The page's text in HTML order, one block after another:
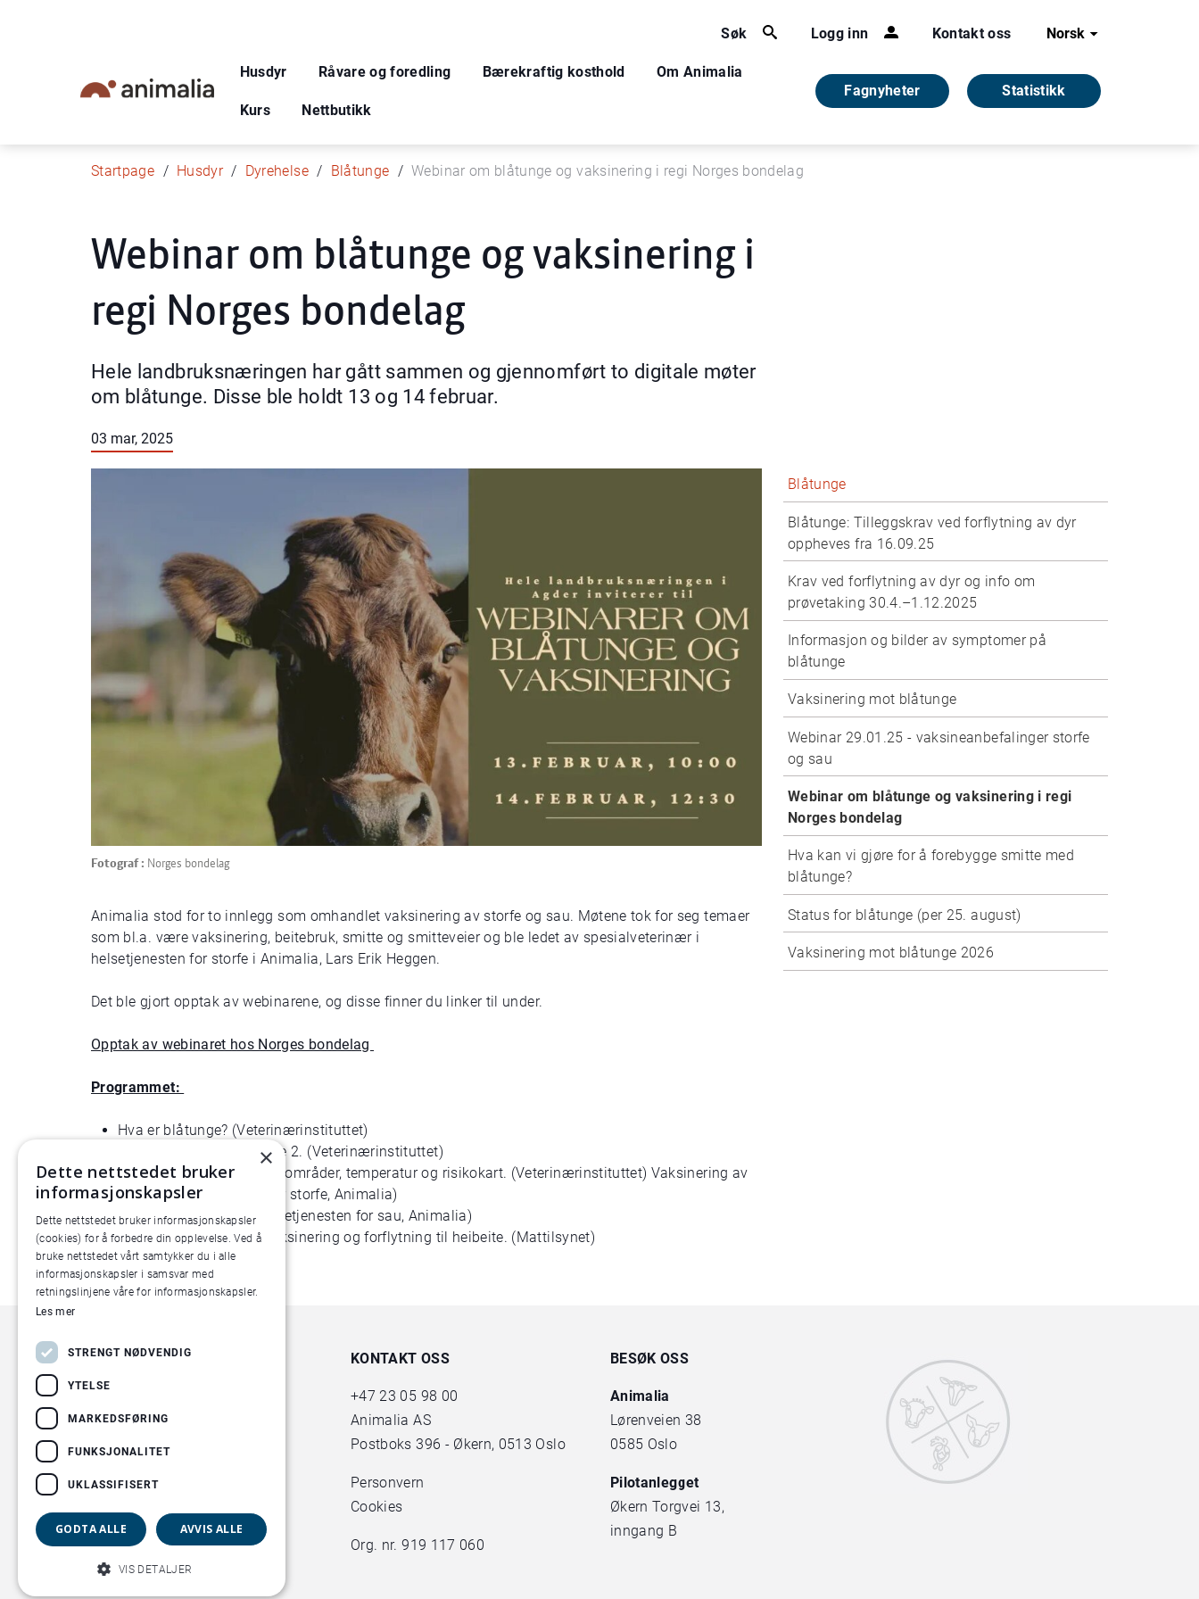
Søk Logg inn Kontakt oss Norsk
Husdyr Råvare og foredling Bærekraftig kosthold Om Animalia
Kurs Nettbutikk
Fagnyheter Statistikk
Startpage Husdyr Dyrehelse Blåtunge Webinar om blåtunge og vaksinering i regi Norges bondelag
Webinar om blåtunge og vaksinering i
regi Norges bondelag
Hele landbruksnæringen har gått sammen og gjennomført to digitale møter
om blåtunge. Disse ble holdt 13 og 14 februar.
03 mar, 2025
Fotograf : Norges bondelag
Animalia stod for to innlegg som omhandlet vaksinering av storfe og sau. Møtene tok for seg temaer
som bl.a. være vaksinering, beitebruk, smitte og smitteveier og ble ledet av spesialveterinær i
helsetjenesten for storfe i Animalia, Lars Erik Heggen.
Det ble gjort opptak av webinarene, og disse finner du linker til under.
Opptak av webinaret hos Norges bondelag
Programmet:
Hva er blåtunge? (Veterinærinstituttet)
Tankmelkresultater, runde 2. (Veterinærinstituttet)
Risiko i ulike geografiske områder, temperatur og risikokart. (Veterinærinstituttet) Vaksinering av
storfe. (Helsetjenesten for storfe, Animalia)
Vaksinering av sau. (Helsetjenesten for sau, Animalia)
Regelverkstiltak rundt vaksinering og forflytning til heibeite. (Mattilsynet)
Blåtunge
Blåtunge: Tilleggskrav ved forflytning av dyr
oppheves fra 16.09.25
Krav ved forflytning av dyr og info om
prøvetaking 30.4.–1.12.2025
Informasjon og bilder av symptomer på
blåtunge
Vaksinering mot blåtunge
Webinar 29.01.25 - vaksineanbefalinger storfe
og sau
Webinar om blåtunge og vaksinering i regi
Norges bondelag
Hva kan vi gjøre for å forebygge smitte med
blåtunge?
Status for blåtunge (per 25. august)
Vaksinering mot blåtunge 2026
KONTAKT OSS
+47 23 05 98 00
Animalia AS
Postboks 396 - Økern, 0513 Oslo
Personvern
Cookies
Org. nr. 919 117 060
BESØK OSS
Animalia
Lørenveien 38
0585 Oslo
Pilotanlegget
Økern Torgvei 13,
inngang B
×
Dette nettstedet bruker
informasjonskapsler
Dette nettstedet bruker informasjonskapsler
(cookies) for å forbedre din opplevelse. Ved å
bruke nettstedet vårt samtykker du i alle
informasjonskapsler i samsvar med
retningslinjene våre for informasjonskapsler.
Les mer
STRENGT NØDVENDIG
YTELSE
MARKEDSFØRING
FUNKSJONALITET
UKLASSIFISERT
GODTA ALLE AVVIS ALLE
VIS DETALJER